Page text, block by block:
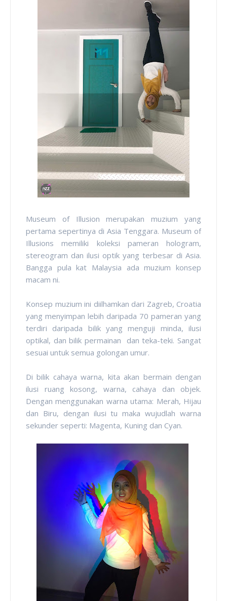
Museum of Illusion merupakan muzium yang
pertama sepertinya di Asia Tenggara. Museum of
Illusions memiliki koleksi pameran hologram,
stereogram dan ilusi optik yang terbesar di Asia.
Bangga pula kat Malaysia ada muzium konsep
macam ni.
Konsep muzium ini diilhamkan dari Zagreb, Croatia
yang menyimpan lebih daripada 70 pameran yang
terdiri daripada bilik yang menguji minda, ilusi
optikal, dan bilik permainan dan teka-teki. Sangat
sesuai untuk semua golongan umur.
Di bilik cahaya warna, kita akan bermain dengan
ilusi ruang kosong, warna, cahaya dan objek.
Dengan menggunakan warna utama: Merah, Hijau
dan Biru, dengan ilusi tu maka wujudlah warna
sekunder seperti: Magenta, Kuning dan Cyan.